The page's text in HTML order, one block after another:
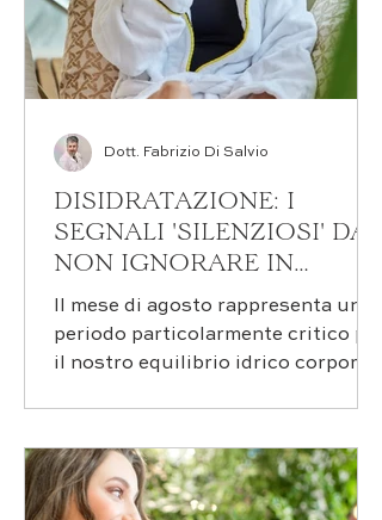
DISIDRATAZIONE: I
SEGNALI 'SILENZIOSI' DA
NON IGNORARE IN
AGOSTO
Il mese di agosto rappresenta un
periodo particolarmente critico per
il nostro equilibrio idrico corporeo.
organismo affronta sfide
significative legate alle
temperature elevate e
Dott. Fabrizio Di Salvio